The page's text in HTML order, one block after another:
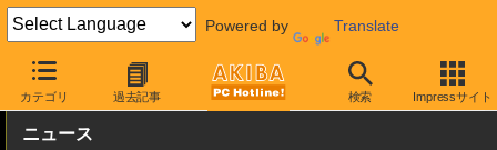
Powered by Translate
カテゴリ 過去記事 検索 Impressサイト
AKIBA PC Hotline! PCパーツ ファン関連製品 ケースファン
ニュース